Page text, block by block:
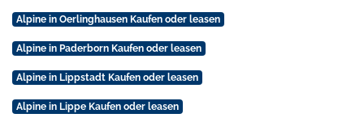
Alpine in Oerlinghausen Kaufen oder leasen
Alpine in Paderborn Kaufen oder leasen
Alpine in Lippstadt Kaufen oder leasen
Alpine in Lippe Kaufen oder leasen